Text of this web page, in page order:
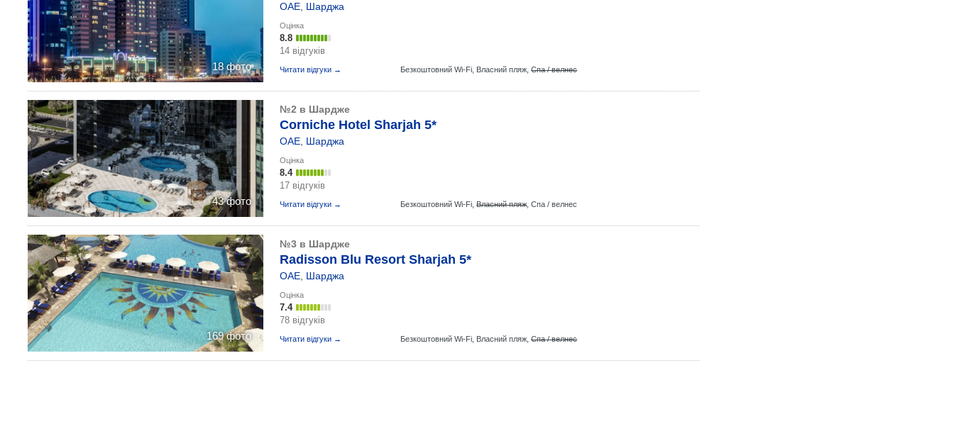
18 фото
ОАЕ, Шарджа
Оцінка
8.8
14 відгуків
Читати відгуки → Безкоштовний Wi-Fi, Власний пляж, Спа / велнес
43 фото
№2 в Шардже
Corniche Hotel Sharjah 5*
ОАЕ, Шарджа
Оцінка
8.4
17 відгуків
Читати відгуки → Безкоштовний Wi-Fi, Власний пляж, Спа / велнес
169 фото
№3 в Шардже
Radisson Blu Resort Sharjah 5*
ОАЕ, Шарджа
Оцінка
7.4
78 відгуків
Читати відгуки → Безкоштовний Wi-Fi, Власний пляж, Спа / велнес